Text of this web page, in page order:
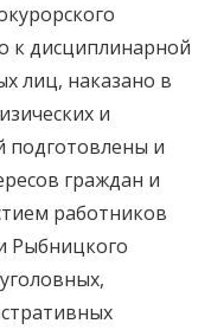
к дисциплинарной
лиц, наказано в
и
подготовлены и
граждан и
работников
Рыбницкого